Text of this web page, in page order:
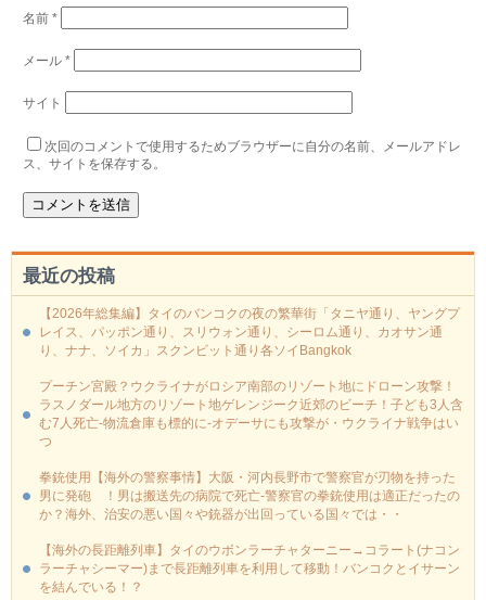
名前*
メール*
サイト
次回のコメントで使用するためブラウザーに自分の名前、メールアドレ
ス、サイトを保存する。
最近の投稿
【2026年総集編】タイのバンコクの夜の繁華街「タニヤ通り、ヤングプ
レイス、パッポン通り、スリウォン通り、シーロム通り、カオサン通
り、ナナ、ソイカ」スクンビット通り各ソイBangkok
プーチン宮殿？ウクライナがロシア南部のリゾート地にドローン攻撃！
ラスノダール地方のリゾート地ゲレンジーク近郊のビーチ！子ども3人含
む7人死亡-物流倉庫も標的に‐オデーサにも攻撃が・ウクライナ戦争はい
つ
拳銃使用【海外の警察事情】大阪・河内長野市で警察官が刃物を持った
男に発砲 ！男は搬送先の病院で死亡-警察官の拳銃使用は適正だったの
か？海外、治安の悪い国々や銃器が出回っている国々では・・
【海外の長距離列車】タイのウボンラーチャターニー→コラート(ナコン
ラーチャシーマー)まで長距離列車を利用して移動！バンコクとイサーン
を結んでいる！？